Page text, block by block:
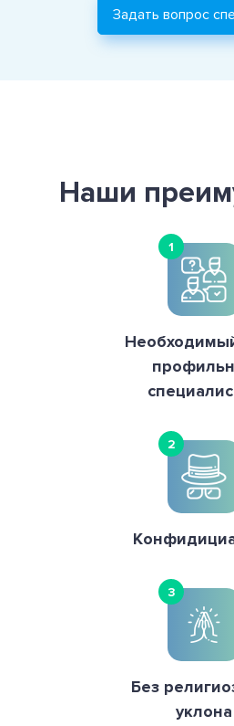
Задать вопрос
Наши
1
2
3
Без
уклона